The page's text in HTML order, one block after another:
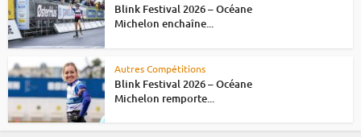
Blink Festival 2026 – Océane
Michelon enchaîne...
Autres Compétitions
Blink Festival 2026 – Océane
Michelon remporte...